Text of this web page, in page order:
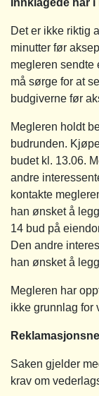
Det er ikke riktig
minutter før
megleren sendte
må sørge for at
budgiverne før
Megleren holdt
budrunden.
budet kl. 13.06.
andre
kontakte
han ønsket å
14 bud på
Den andre
han ønsket å
Megleren har
ikke grunnlag for
Saken gjelder
krav om